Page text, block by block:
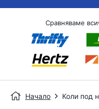
Сравняваме
Начало Коли под